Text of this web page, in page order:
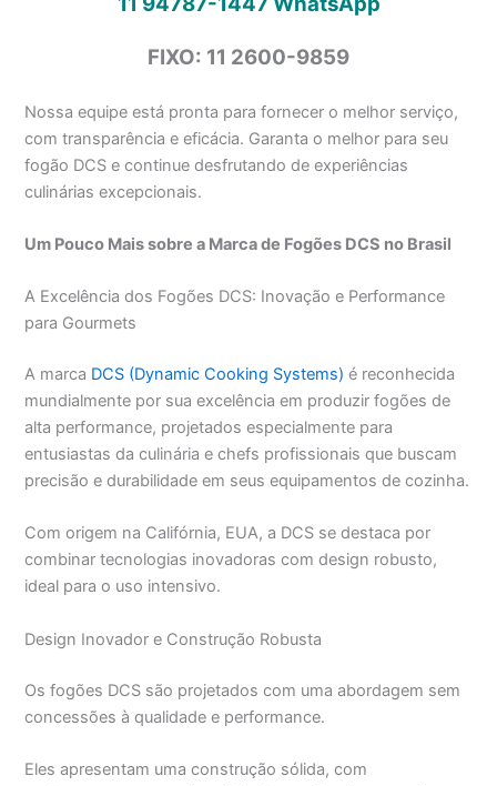
FIXO: 11 2600-9859
Nossa equipe está pronta para fornecer o melhor serviço,
com transparência e eficácia. Garanta o melhor para seu
fogão DCS e continue desfrutando de experiências
culinárias excepcionais.
Um Pouco Mais sobre a Marca de Fogões DCS no Brasil
A Excelência dos Fogões DCS: Inovação e Performance
para Gourmets
A marca DCS (Dynamic Cooking Systems) é reconhecida
mundialmente por sua excelência em produzir fogões de
alta performance, projetados especialmente para
entusiastas da culinária e chefs profissionais que buscam
precisão e durabilidade em seus equipamentos de cozinha.
Com origem na Califórnia, EUA, a DCS se destaca por
combinar tecnologias inovadoras com design robusto,
ideal para o uso intensivo.
Design Inovador e Construção Robusta
Os fogões DCS são projetados com uma abordagem sem
concessões à qualidade e performance.
Eles apresentam uma construção sólida, com